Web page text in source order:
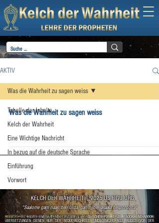
AKTIV
Tabelle der Inhalte
Kelch der Wahrheit
Eine Wichtige Nachricht
In bezug auf die deutsche Sprache
Einführung
Vorwort
Gut oder Böse – was ist des
Mensche
Was die Wahrheit zu sagen weiss
Was die Wahrheit zu sagen weiss
Was die Wahrheit zu sagen weiss
KELCH DER WAHRHEIT|2025 US.FIGU.ORG
"Saalome gam naan ben urda, gan njjber asaala hesporoona"
HINWEIS: DIE HIERIN ENTHALTENEN ERNEUERTEN ENGLISCHEN PDF-, EPUB-, EBOOK- UND ABOOK-
ÜBERSETZUNGEN DIENEN NUR DER BEQUEMLICHKEIT, UND OBWOHL ALLE AUDIOS VOR DER